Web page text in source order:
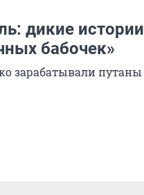
дикие истории
бабочек»
зарабатывали путаны